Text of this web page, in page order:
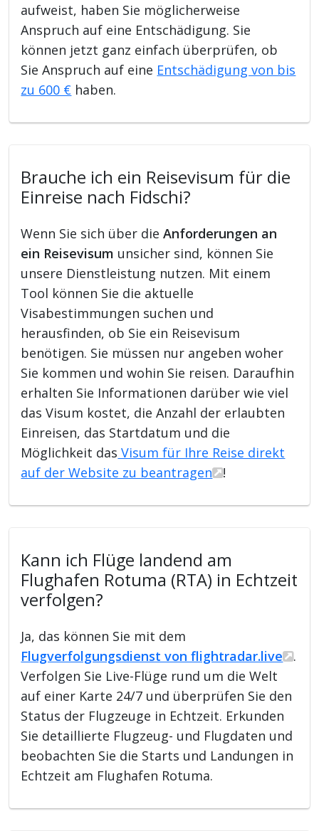
aufweist, haben Sie möglicherweise
Anspruch auf eine Entschädigung. Sie
können jetzt ganz einfach überprüfen, ob
Sie Anspruch auf eine Entschädigung von bis
zu 600 € haben.
Brauche ich ein Reisevisum für die
Einreise nach Fidschi?
Wenn Sie sich über dieAnforderungen an
ein Reisevisum unsicher sind, können Sie
unsere Dienstleistung nutzen. Mit einem
Tool können Sie die aktuelle
Visabestimmungen suchen und
herausfinden, ob Sie ein Reisevisum
benötigen. Sie müssen nur angeben woher
Sie kommen und wohin Sie reisen. Daraufhin
erhalten Sie Informationen darüber wie viel
das Visum kostet, die Anzahl der erlaubten
Einreisen, das Startdatum und die
Möglichkeit das Visum für Ihre Reise direkt
auf der Website zu beantragen
!
Kann ich Flüge landend am
Flughafen Rotuma (RTA) in Echtzeit
verfolgen?
Ja, das können Sie mit dem
Flugverfolgungsdienst von flightradar.live
.
Verfolgen Sie Live-Flüge rund um die Welt
auf einer Karte 24/7 und überprüfen Sie den
Status der Flugzeuge in Echtzeit. Erkunden
Sie detaillierte Flugzeug- und Flugdaten und
beobachten Sie die Starts und Landungen in
Echtzeit am Flughafen Rotuma.